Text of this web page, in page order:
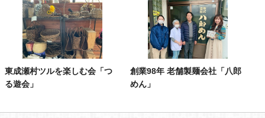
東成瀬村ツルを楽しむ会「つ
る遊会」
創業98年 老舗製麺会社「八郎
めん」